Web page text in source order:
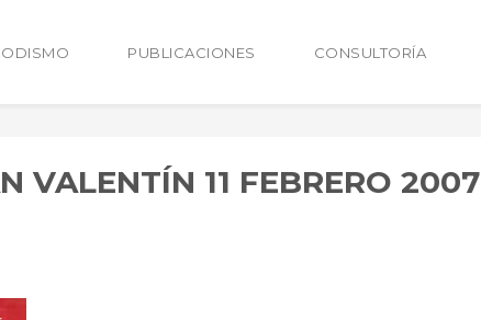
PUBLICACIONES CONSULTORÍA
VALENTÍN 11 FEBRERO 2007